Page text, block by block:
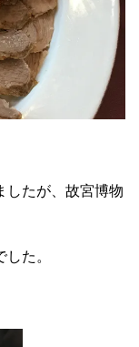
したが、故宮博物
た。